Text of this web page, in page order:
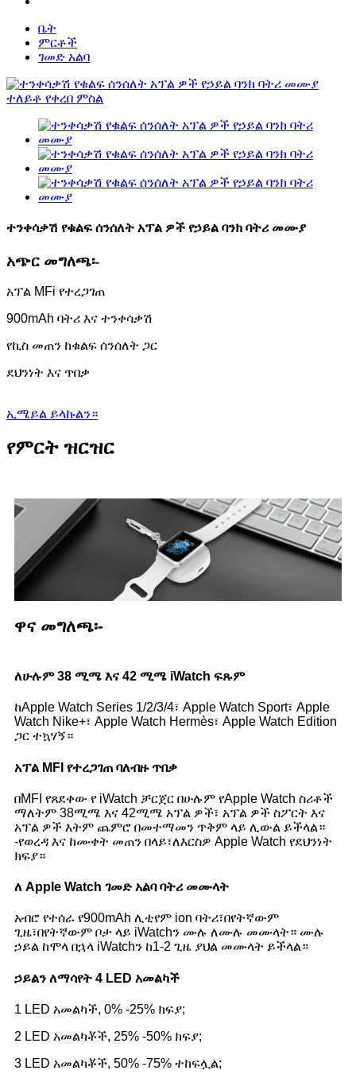
ቤት
ምርቶች
ገመድ አልባ
ተንቀሳቃሽ የቁልፍ ሰንሰለት አፕል ዎች የኃይል ባንክ ባትሪ መሙያ
አጭር መግለጫ፡-
አፕል MFi የተረጋገጠ
900mAh ባትሪ እና ተንቀሳቃሽ
የኪስ መጠን ከቁልፍ ሰንሰለት ጋር
ደህንነት እና ጥበቃ
ኢሜይል ይላኩልን።
የምርት ዝርዝር
ዋና መግለጫ፡-
ለሁሉም 38 ሚሜ እና 42 ሚሜ iWatch ፍጹም
ከApple Watch Series 1/2/3/4፣ Apple Watch Sport፣ Apple
Watch Nike+፣ Apple Watch Hermès፣ Apple Watch Edition
ጋር ተኳሃኝ።
አፕል MFI የተረጋገጠ ባለብዙ ጥበቃ
በMFI የጸደቀው የ iWatch ቻርጀር በሁሉም የApple Watch ስሪቶች
ማለትም 38ሚሜ እና 42ሚሜ አፕል ዎች፣ አፕል ዎች ስፖርት እና
አፕል ዎች እትም ጨምሮ በመተማመን ጥቅም ላይ ሊውል ይችላል።
-የወረዳ እና ከሙቀት መጠን በላይ፣ለእርስዎ Apple Watch የደህንነት
ክፍያ።
ለ Apple Watch ገመድ አልባ ባትሪ መሙላት
አብሮ የተሰራ የ900mAh ሊቲየም ion ባትሪ፣በየትኛውም
ጊዜ፣በየትኛውም ቦታ ላይ iWatchን ሙሉ ለሙሉ መሙላት። ሙሉ
ኃይል ከሞላ በኋላ iWatchን ከ1-2 ጊዜ ያህል መሙላት ይችላል።
ኃይልን ለማሳየት 4 LED አመልካች
1 LED አመልካች, 0% -25% ክፍያ;
2 LED አመልካቾች, 25% -50% ክፍያ;
3 LED አመልካቾች, 50% -75% ተከፍሏል;